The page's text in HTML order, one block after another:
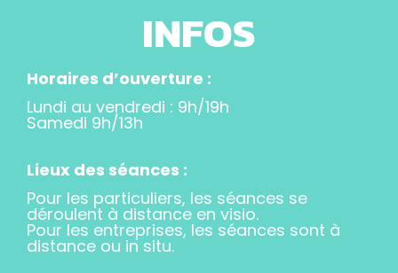
INFOS
Horaires d’ouverture :
Lundi au vendredi : 9h/19h
Samedi 9h/13h
Lieux des séances :
Pour les particuliers, les séances se
déroulent à distance en visio.
Pour les entreprises, les séances sont à
distance ou in situ.